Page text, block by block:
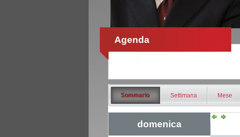
Agenda
Sommario Settimana Mese
domenica